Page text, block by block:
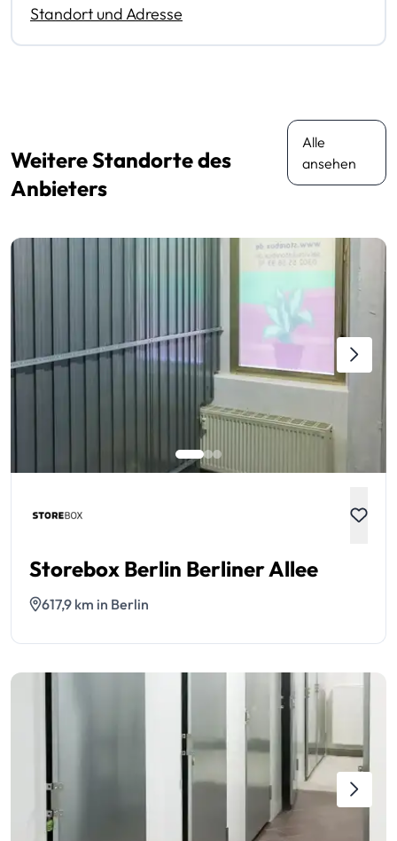
Standort und Adresse
Weitere Standorte des
Anbieters
Alle
ansehen
Storebox Berlin Berliner Allee
617,9 km in Berlin